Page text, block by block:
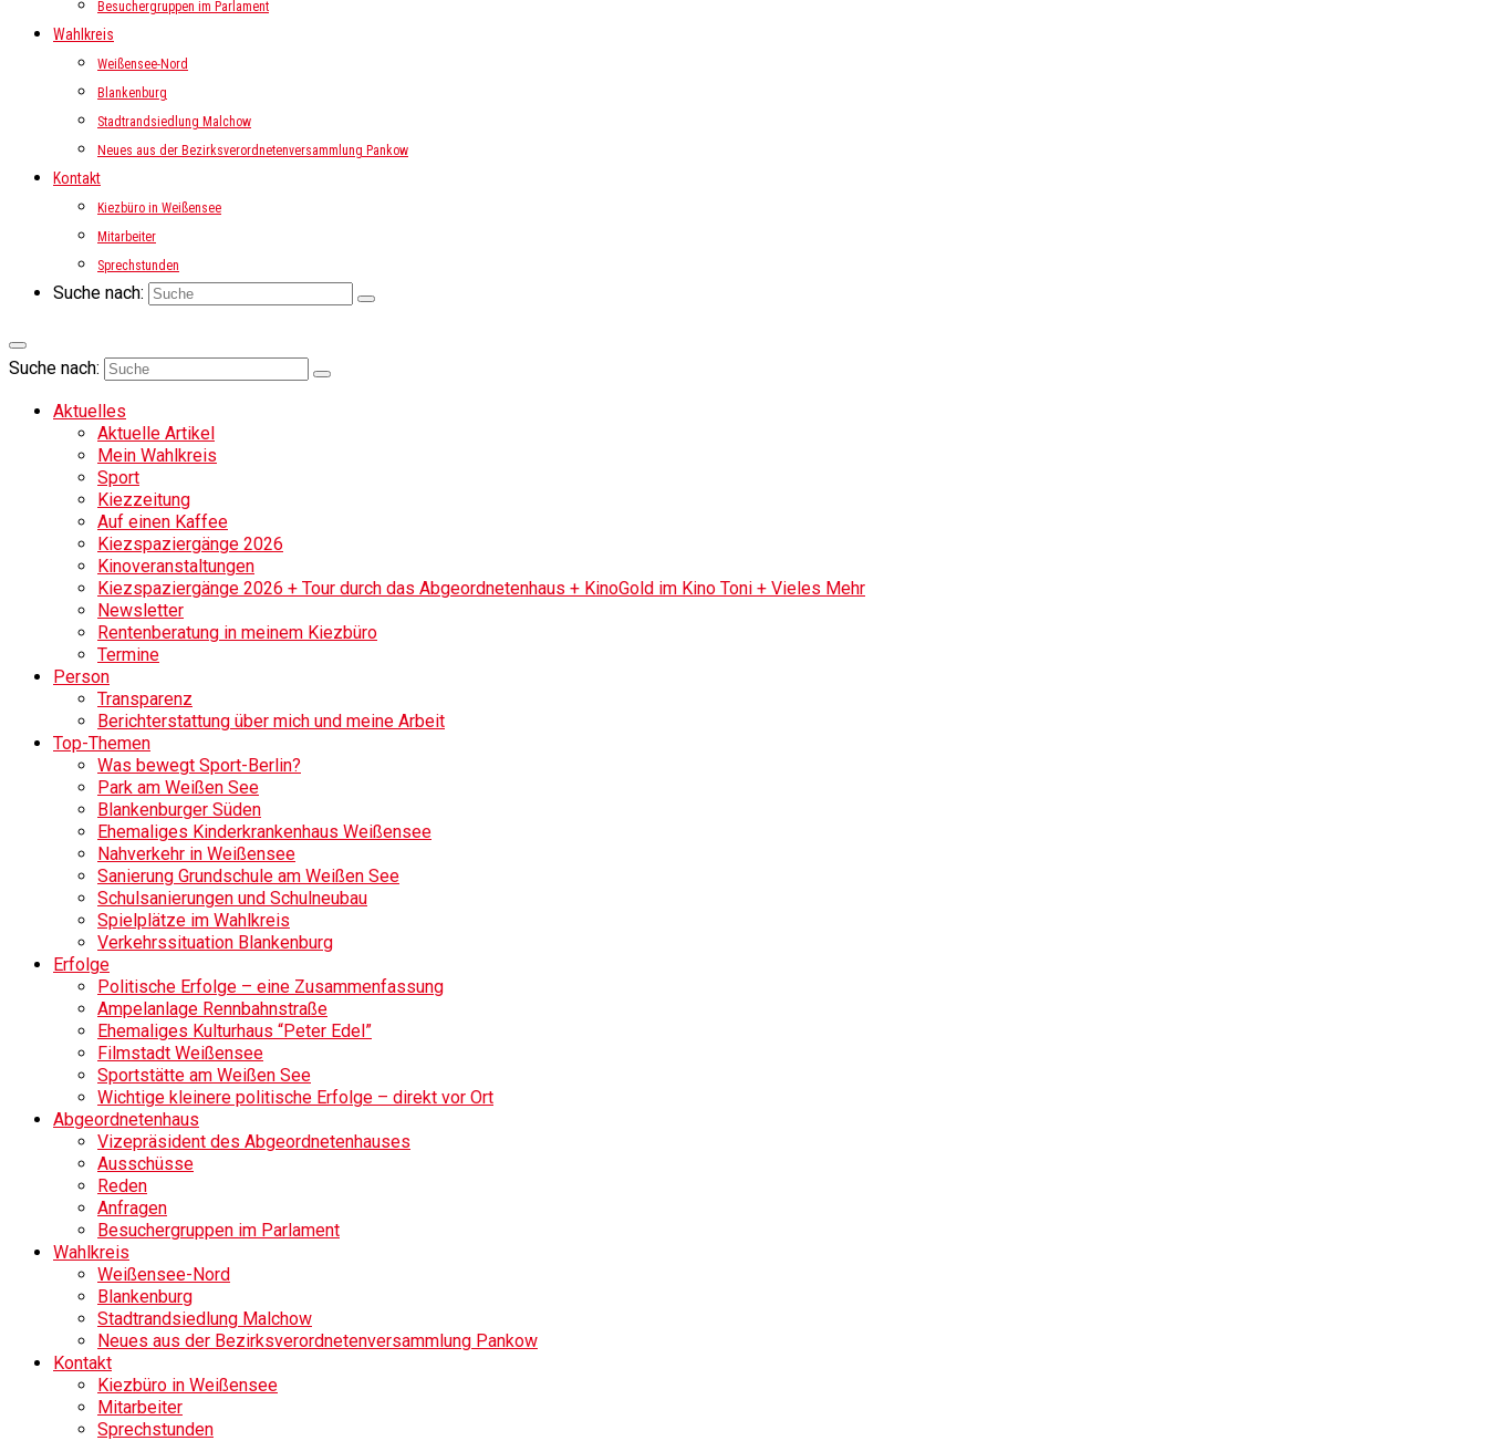
Besuchergruppen im Parlament
Wahlkreis
Weißensee-Nord
Blankenburg
Stadtrandsiedlung Malchow
Neues aus der Bezirksverordnetenversammlung Pankow
Kontakt
Kiezbüro in Weißensee
Mitarbeiter
Sprechstunden
Suche nach:
Suche nach:
Aktuelles
Aktuelle Artikel
Mein Wahlkreis
Sport
Kiezzeitung
Auf einen Kaffee
Kiezspaziergänge 2026
Kinoveranstaltungen
Kiezspaziergänge 2026 + Tour durch das Abgeordnetenhaus + KinoGold im Kino Toni + Vieles Mehr
Newsletter
Rentenberatung in meinem Kiezbüro
Termine
Person
Transparenz
Berichterstattung über mich und meine Arbeit
Top-Themen
Was bewegt Sport-Berlin?
Park am Weißen See
Blankenburger Süden
Ehemaliges Kinderkrankenhaus Weißensee
Nahverkehr in Weißensee
Sanierung Grundschule am Weißen See
Schulsanierungen und Schulneubau
Spielplätze im Wahlkreis
Verkehrssituation Blankenburg
Erfolge
Politische Erfolge – eine Zusammenfassung
Ampelanlage Rennbahnstraße
Ehemaliges Kulturhaus “Peter Edel”
Filmstadt Weißensee
Sportstätte am Weißen See
Wichtige kleinere politische Erfolge – direkt vor Ort
Abgeordnetenhaus
Vizepräsident des Abgeordnetenhauses
Ausschüsse
Reden
Anfragen
Besuchergruppen im Parlament
Wahlkreis
Weißensee-Nord
Blankenburg
Stadtrandsiedlung Malchow
Neues aus der Bezirksverordnetenversammlung Pankow
Kontakt
Kiezbüro in Weißensee
Mitarbeiter
Sprechstunden